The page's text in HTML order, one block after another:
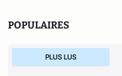
POPULAIRES
PLUS LUS